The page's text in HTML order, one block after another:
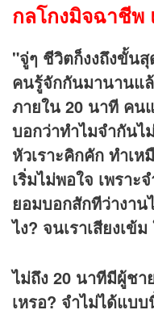
กลโกงมิจฉาชีพ
"จู่ๆ ชีวิตก็งงถึงขั้น
คนรู้จักกันมานานแล้
ภายใน 20 นาที คน
บอกว่าทำไมจำกันไ
หัวเราะคิกคัก ทำเ
เริ่มไม่พอใจ เพราะ
ยอมบอกสักทีว่างาน
ไง? จนเราเสียงเข้
ไม่ถึง 20 นาทีมีผู้ชา
เหรอ? จำไม่ได้แบ